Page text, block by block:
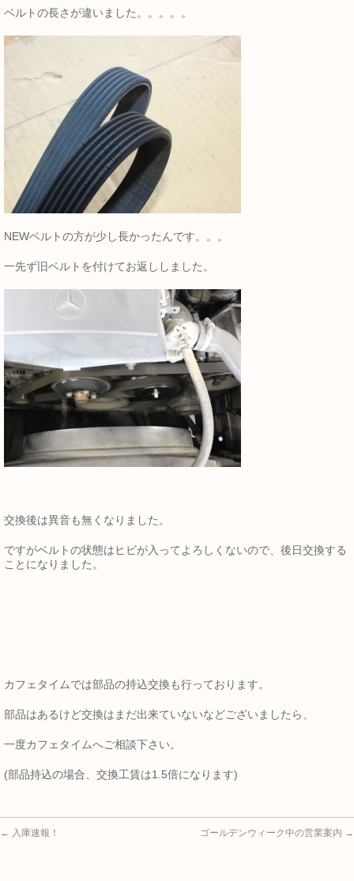
ベルトの長さが違いました。。。。。
NEWベルトの方が少し長かったんです。。。
一先ず旧ベルトを付けてお返ししました。
交換後は異音も無くなりました。
ですがベルトの状態はヒビが入ってよろしくないので、後日交換する
ことになりました。
カフェタイムでは部品の持込交換も行っております。
部品はあるけど交換はまだ出来ていないなどございましたら、
一度カフェタイムへご相談下さい。
(部品持込の場合、交換工賃は1.5倍になります)
← 入庫速報！ ゴールデンウィーク中の営業案内 →